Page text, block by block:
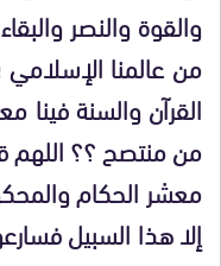
والقوة والنصر
من عالمنا
القرآن والسنة
من منتصح ؟؟
معشر الحكام
إلا هذا السبيل